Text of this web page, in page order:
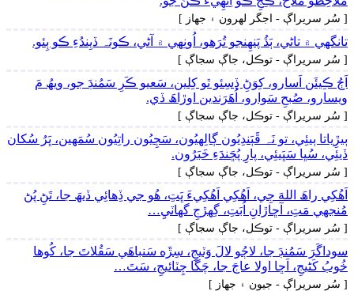
[ سُر سريراڳ - اجگر لھرون ۽ جھاز ]
تانگهي ۾ تاڻي، ٻَڌُ پَنھِنجو تُرَھو، اُونِهي ۾ آڻي، ڪونَہ ڏيِندُءِ ڪو ٻِئو.
[ سُر سريراڳ - توڪل، جاڳ سجاڳ ]
اَڄُ ڪِيئَن اَسارو، کِوَڻِ ڏِسِئو ٿو کِلين، سَعيو ڪَرِ سَمُنڊَ جو، ويھُ مَ
ويسارو، صُبحِ سَوارو، اُھَرَندين اوڙاھَ ڏي.
[ سُر سريراڳ - توڪل، جاڳ سجاڳ ]
ٻيڙِياتا ٻيئِي، تو نَہ ڦَٻَندِيُون ڳالِهيُون، سَڄِيُون راتِيُون سُمَھين، ڀَرُ سُکان
ڏيئِي، سُڀا سَڀَيئِي، پارِ پُڇَندَءِ خَبَرُون.
[ سُر سريراڳ - توڪل، جاڳ سجاڳ ]
اَھُکِي راھَ اللهَ جِي، اَھُکِي اَھُکِيءَ ڀَتِ، ھُو جي ڏِھائِي ڏيھَ جا، تَڻِ پُڻ
مُنجهي مَتِ، آڇاڙانِ اُبَتِ، گِهڙجِ گهاٽيِ…
[ سُر سريراڳ - توڪل، جاڳ سجاڳ ]
سوداگَرَ سَمُنڊَ جا، لاڄُو لالَ وَٽيجِ، سِڙَه سَنباھَي سَقُلاتَ جا، کُوھا
خُوبُ کَڻيجِ، اَڇا اولا عاجَ جا، چَڱا چِٽائيجِ، سَتَ…
[ سُر سريراڳ - جيون ۽ جھاز ]